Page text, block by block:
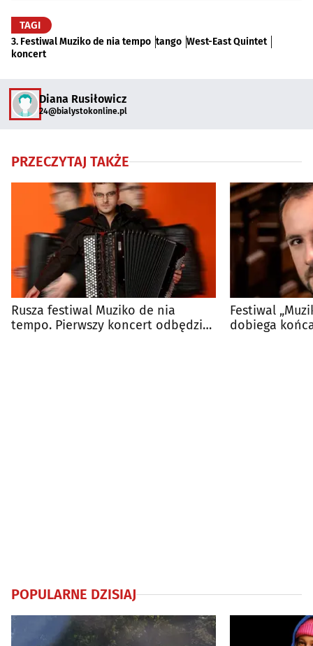
TAGI
3. Festiwal Muziko de nia tempo tango West-East Quintet
koncert
Diana Rusiłowicz
24@bialystokonline.pl
PRZECZYTAJ TAKŻE
Rusza festiwal Muziko de nia
tempo. Pierwszy koncert odbędzie
Festiwal
dobiega
POPULARNE DZISIAJ